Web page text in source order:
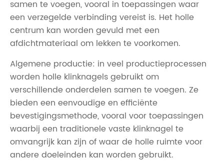
samen te voegen, vooral in toepassingen waar
een verzegelde verbinding vereist is. Het holle
centrum kan worden gevuld met een
afdichtmateriaal om lekken te voorkomen.
Algemene productie: in veel productieprocessen
worden holle klinknagels gebruikt om
verschillende onderdelen samen te voegen. Ze
bieden een eenvoudige en efficiënte
bevestigingsmethode, vooral voor toepassingen
waarbij een traditionele vaste klinknagel te
omvangrijk kan zijn of waar de holle ruimte voor
andere doeleinden kan worden gebruikt.